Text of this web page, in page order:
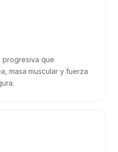
progresiva que
masa muscular y fuerza